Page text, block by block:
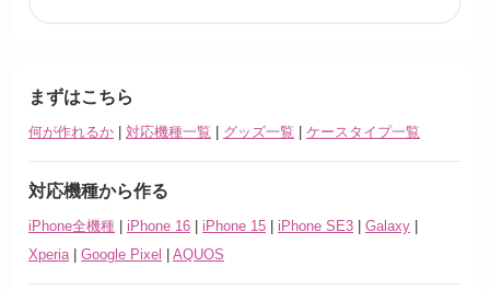
まずはこちら
何が作れるか | 対応機種一覧 | グッズ一覧 | ケースタイプ一覧
対応機種から作る
iPhone全機種 | iPhone 16 | iPhone 15 | iPhone SE3 | Galaxy |
Xperia | Google Pixel | AQUOS